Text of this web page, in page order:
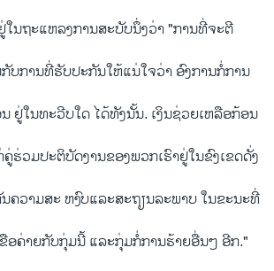
ໃນ​ຖະ​ແຫລ​ງການ​ສະບັບ​ນຶ່ງ​ວ່າ "ການ​ທີ່​ຈະ​ຕີ​
ບ​ການ​ທີ່​ຮັບປະກັນ​ໃຫ້ແນ່​ໃຈວ່າ ອົງກາ​ນກໍ່ການ​
ຢູ່​ໃນ​ທະວີບ​ໃດ​ ໄດ້​ທັງ​ນັ້ນ. ເງິນ​ຊ່ວຍ​ເຫລືອ​ກ້ອນ​
ຮ່ວມປະຕິບັດ​ງານ​ຂອງ​ພວກ​ເຮົາ​ຢູ່​ໃນ​ຂົງ​ເຂດດັ່ງ
ຄວາມ​ສະ ຫງົບ​ແລະ​ສະຖຽນລະ​ພາບ ​ໃນຂະນະ​ທີ່​
ອ​ຄ່າ​ຍກັບກຸ່ມນີ້ ແລະກຸ່ມກໍ່ການ​ຮ້າຍ​ອື່ນ​ໆ ອີກ."